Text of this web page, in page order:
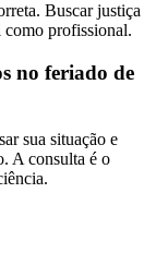
Buscar justiça
profissional.
no feriado de
sua situação e
A consulta é o